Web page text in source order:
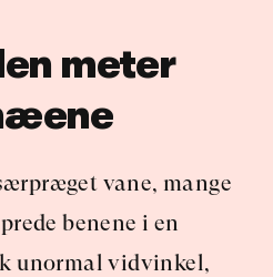
meter
vane, mange
benene i en
unormal vidvinkel,